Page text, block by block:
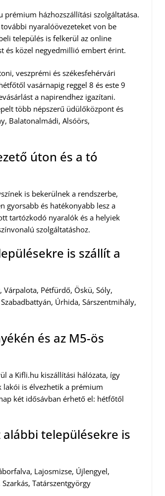
házhozszállítási szolgáltatása.
nyaralóövezeteket von be
település is felkerül az online
és közel negyedmillió embert érint.
veszprémi és székesfehérvári
vasárnapig reggel 8 és este 9
a napirendhez igazítani.
több népszerű üdülőközpont és
Balatonalmádi, Alsóörs,
úton és a tó
is bekerülnek a rendszerbe,
gyorsabb és hatékonyabb lesz a
tartózkodó nyaralók és a helyiek
szolgáltatáshoz.
is szállít a
Várpalota, Pétfürdő, Öskü, Sóly,
Úrhida, Sárszentmihály,
és az M5-ös
a Kifli.hu kiszállítási hálózata, így
is élvezhetik a prémium
két idősávban érhető el: hétfőtől
településekre is
Lajosmizse, Újlengyel,
Tatárszentgyörgy